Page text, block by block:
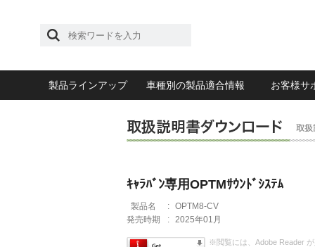
製品ラインアップ 車種別の製品適合情報 お客様サ
ｷｬﾗﾊﾞﾝ専用OPTMｻｳﾝﾄﾞｼｽﾃﾑ
製品名 : OPTM8-CV
発売時期
: 2025年01月
※閲覧には、Adobe Reader が